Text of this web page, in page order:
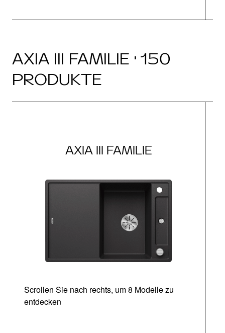
AXIA III FAMILIE · 150
PRODUKTE
AXIA III FAMILIE
Scrollen Sie nach rechts, um 8 Modelle zu
entdecken